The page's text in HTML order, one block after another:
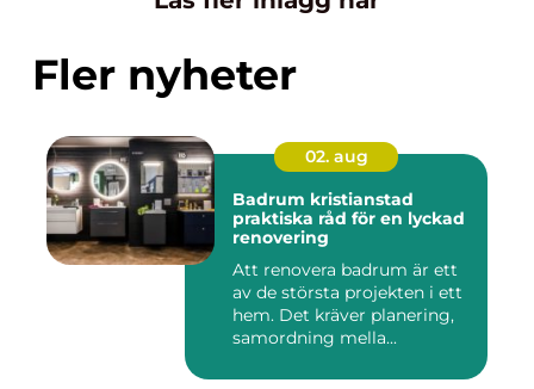
Fler nyheter
02. aug
Badrum kristianstad
praktiska råd för en lyckad
renovering
Att renovera badrum är ett
av de största projekten i ett
hem. Det kräver planering,
samordning mella...